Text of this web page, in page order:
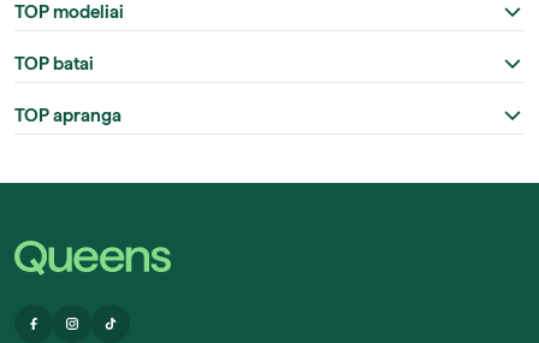
TOP modeliai
TOP batai
TOP apranga